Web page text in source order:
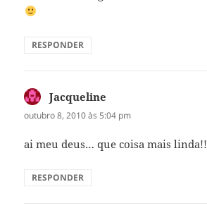
RESPONDER
Jacqueline
outubro 8, 2010 às 5:04 pm
ai meu deus… que coisa mais linda!!
RESPONDER